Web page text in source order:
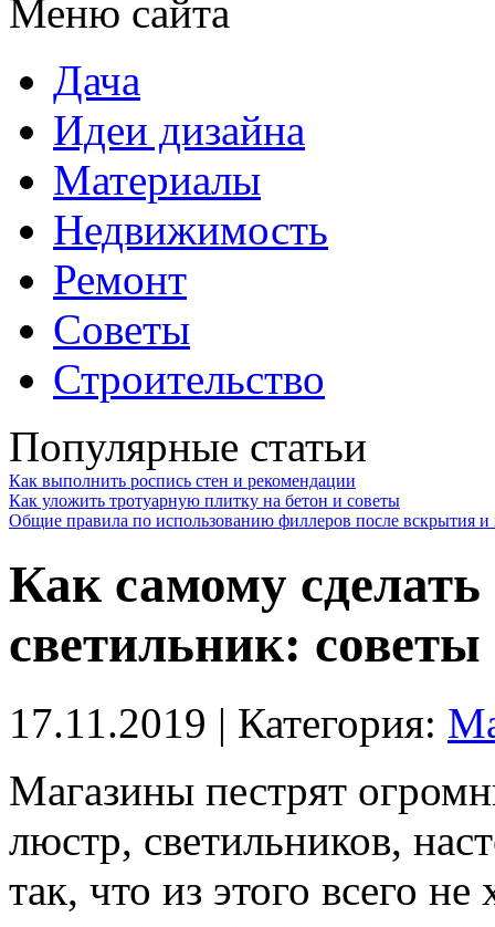
Меню сайта
Дача
Идеи дизайна
Материалы
Недвижимость
Ремонт
Советы
Строительство
Популярные статьи
Как выполнить роспись стен и рекомендации
Как уложить тротуарную плитку на бетон и советы
Общие правила по использованию филлеров после вскрытия и
Как самому
светильник:
17.11.2019 | Категория:
Магазины пестрят
люстр, светильников,
так, что из этого всего